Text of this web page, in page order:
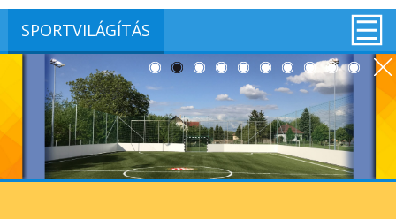
SPORTVILÁGÍTÁS